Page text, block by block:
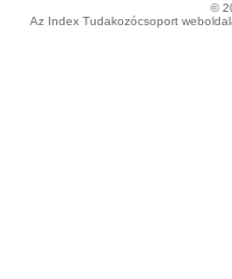
©
Az Index Tudakozócsoport